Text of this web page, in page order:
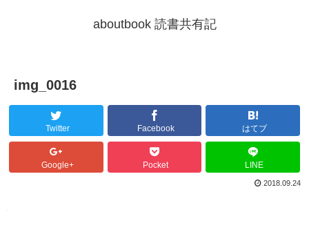
aboutbook 読書共有記
img_0016
Twitter Facebook はてブ
Google+ Pocket LINE
2018.09.24